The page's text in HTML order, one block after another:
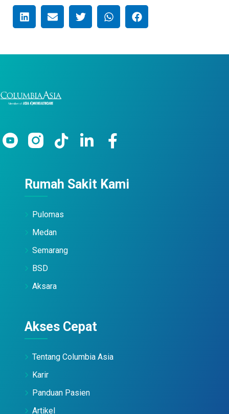
Rumah Sakit Kami
Pulomas
Medan
Semarang
BSD
Aksara
Akses Cepat
Tentang Columbia Asia
Karir
Panduan Pasien
Artikel